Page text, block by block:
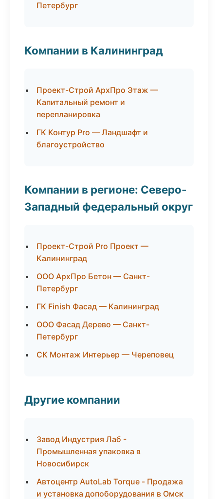
Петербург
Компании в Калининград
Проект-Строй АрхПро Этаж —
Капитальный ремонт и
перепланировка
ГК Контур Pro — Ландшафт и
благоустройство
Компании в регионе: Северо-
Западный федеральный округ
Проект-Строй Pro Проект —
Калининград
ООО АрхПро Бетон — Санкт-
Петербург
ГК Finish Фасад — Калининград
ООО Фасад Дерево — Санкт-
Петербург
СК Монтаж Интерьер — Череповец
Другие компании
Завод Индустрия Лаб -
Промышленная упаковка в
Новосибирск
Автоцентр AutoLab Torque - Продажа
и установка допоборудования в Омск